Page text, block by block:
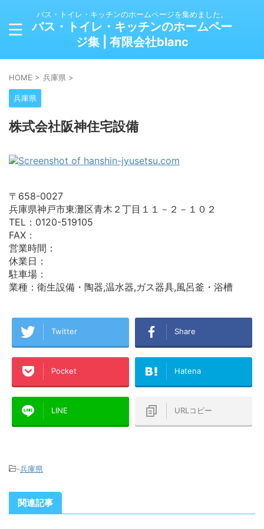
バス・トイレ・キッチンのホームページを集めました。
バス・トイレ・キッチンのホームペー
ジ集 | 有限会社blanc
HOME > 兵庫県 >
兵庫県
株式会社阪神住宅設備
〒658-0027
兵庫県神戸市東灘区青木２丁目１１－２－１０２
TEL：0120-519105
FAX：
営業時間：
休業日：
駐車場：
業種：衛生設備・陶器,温水器,ガス器具,風呂釜・浴槽
Twitter Share
Pocket Hatena
LINE URLコピー
-兵庫県
関連記事